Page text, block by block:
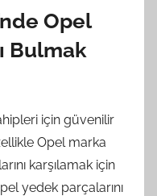
Opel
Bulmak
için güvenilir
Opel marka
karşılamak için
yedek parçalarını